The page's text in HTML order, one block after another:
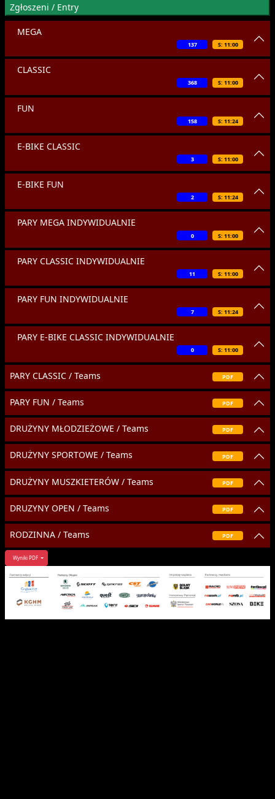
Zgłoszeni / Entry
MEGA
S: 11:00
137
CLASSIC
S: 11:00
368
FUN
S: 11:24
158
E-BIKE CLASSIC
S: 11:00
3
E-BIKE FUN
S: 11:24
2
PARY MEGA INDYWIDUALNIE
S: 11:00
0
PARY CLASSIC INDYWIDUALNIE
S: 11:00
11
PARY FUN INDYWIDUALNIE
S: 11:24
7
PARY E-BIKE CLASSIC INDYWIDUALNIE
S: 11:00
0
PARY CLASSIC / Teams PDF
PARY FUN / Teams PDF
DRUŻYNY MŁODZIEŻOWE / Teams PDF
DRUŻYNY SPORTOWE / Teams PDF
DRUŻYNY MUSZKIETERÓW / Teams PDF
DRUZYNY OPEN / Teams PDF
RODZINNA / Teams PDF
Wyniki PDF